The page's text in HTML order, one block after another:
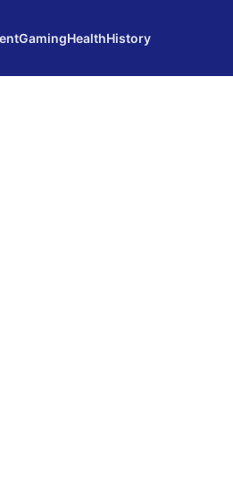
GamingHealthHistory